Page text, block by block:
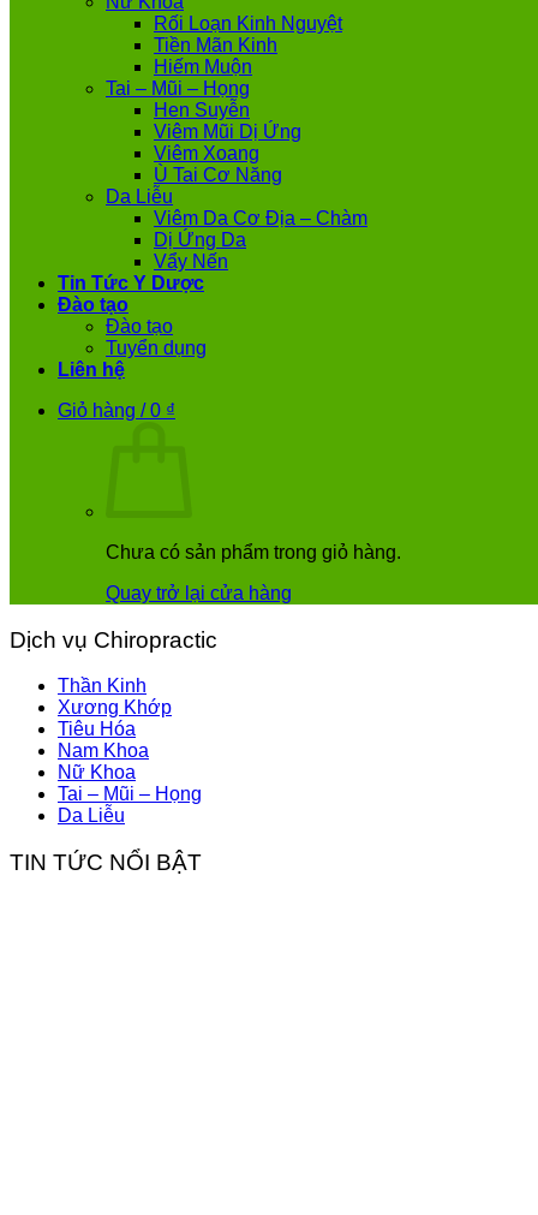
Rối Loạn Kinh Nguyệt
Tiền Mãn Kinh
Hiếm Muộn
Tai – Mũi – Họng
Hen Suyễn
Viêm Mũi Dị Ứng
Viêm Xoang
Ù Tai Cơ Năng
Da Liễu
Viêm Da Cơ Địa – Chàm
Dị Ứng Da
Vẩy Nến
Tin Tức Y Dược
Đào tạo
Đào tạo
Tuyển dụng
Liên hệ
Giỏ hàng /0 ₫
Chưa có sản phẩm trong giỏ hàng.
Quay trở lại cửa hàng
Dịch vụ Chiropractic
Thần Kinh
Xương Khớp
Tiêu Hóa
Nam Khoa
Nữ Khoa
Tai – Mũi – Họng
Da Liễu
TIN TỨC NỔI BẬT